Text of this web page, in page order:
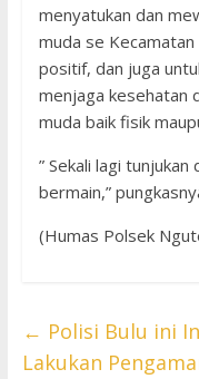
menyatukan dan
muda se
positif, dan juga
menjaga kesehatan
muda baik fisik
” Sekali lagi
bermain,”
(Humas Polsek
← Polisi Bulu ini
Lakukan